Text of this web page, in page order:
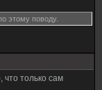
этому поводу.
что только сам